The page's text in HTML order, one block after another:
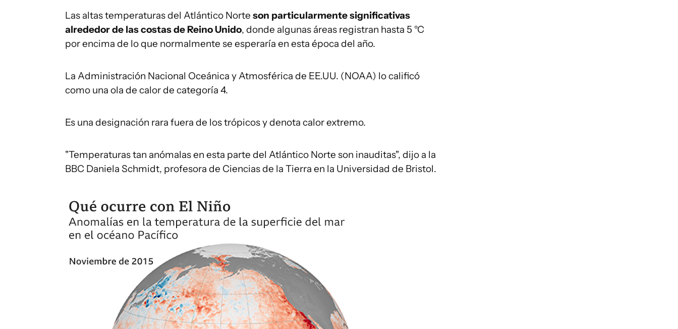
Las altas temperaturas del Atlántico Norte son particularmente significativas
alrededor de las costas de Reino Unido, donde algunas áreas registran hasta 5 °C
por encima de lo que normalmente se esperaría en esta época del año.
La Administración Nacional Oceánica y Atmosférica de EE.UU. (NOAA) lo calificó
como una ola de calor de categoría 4.
Es una designación rara fuera de los trópicos y denota calor extremo.
"Temperaturas tan anómalas en esta parte del Atlántico Norte son inauditas", dijo a la
BBC Daniela Schmidt, profesora de Ciencias de la Tierra en la Universidad de Bristol.